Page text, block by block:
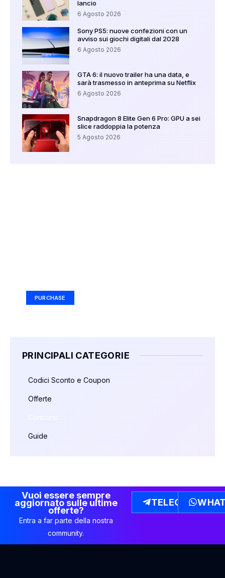
lancio
6 Agosto 2026
Sony PS5: nuove confezioni con un
avviso sui giochi digitali dal 2028
6 Agosto 2026
GTA 6: il nuovo trailer ha una data, e
sarà trasmesso in anteprima su Netflix
6 Agosto 2026
Snapdragon 8 Elite Gen 6 Pro: GPU a sei
slice raddoppia la potenza
5 Agosto 2026
PURCHASE
PRINCIPALI CATEGORIE
Codici Sconto e Coupon
Offerte
Guide
Vuoi essere sempre
aggiornato sulle ultime
offerte?
Entra a far parte della nostra
community.
TELEGRAM